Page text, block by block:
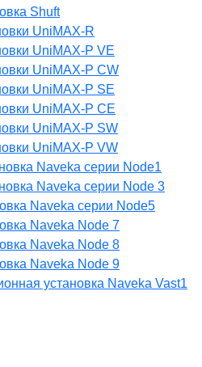
Shuft
UniMAX-R
UniMAX-P VE
UniMAX-P CW
UniMAX-P SE
UniMAX-P CE
UniMAX-P SW
UniMAX-P VW
Naveka серии Node1
Naveka серии Node 3
Naveka серии Node5
Naveka Node 7
Naveka Node 8
Naveka Node 9
установка Naveka Vast1